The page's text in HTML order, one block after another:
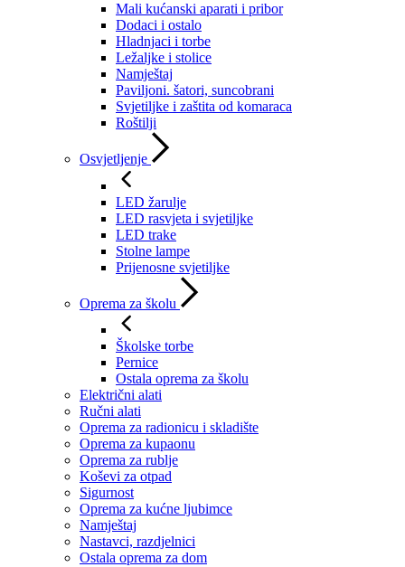
Mali kućanski aparati i pribor
Dodaci i ostalo
Hladnjaci i torbe
Ležaljke i stolice
Namještaj
Paviljoni. šatori, suncobrani
Svjetiljke i zaštita od komaraca
Roštilji
Osvjetljenje
LED žarulje
LED rasvjeta i svjetiljke
LED trake
Stolne lampe
Prijenosne svjetiljke
Oprema za školu
Školske torbe
Pernice
Ostala oprema za školu
Električni alati
Ručni alati
Oprema za radionicu i skladište
Oprema za kupaonu
Oprema za rublje
Koševi za otpad
Sigurnost
Oprema za kućne ljubimce
Namještaj
Nastavci, razdjelnici
Ostala oprema za dom